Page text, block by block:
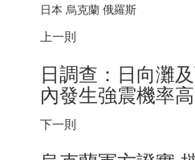
日本 烏克蘭 俄羅斯
上一則
日調查：日向灘
內發生強震機率高
下一則